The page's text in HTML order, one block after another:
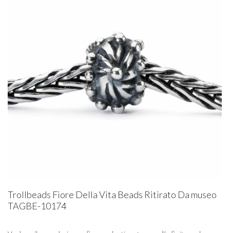
Trollbeads Fiore Della Vita Beads Ritirato Da museo
TAGBE-10174